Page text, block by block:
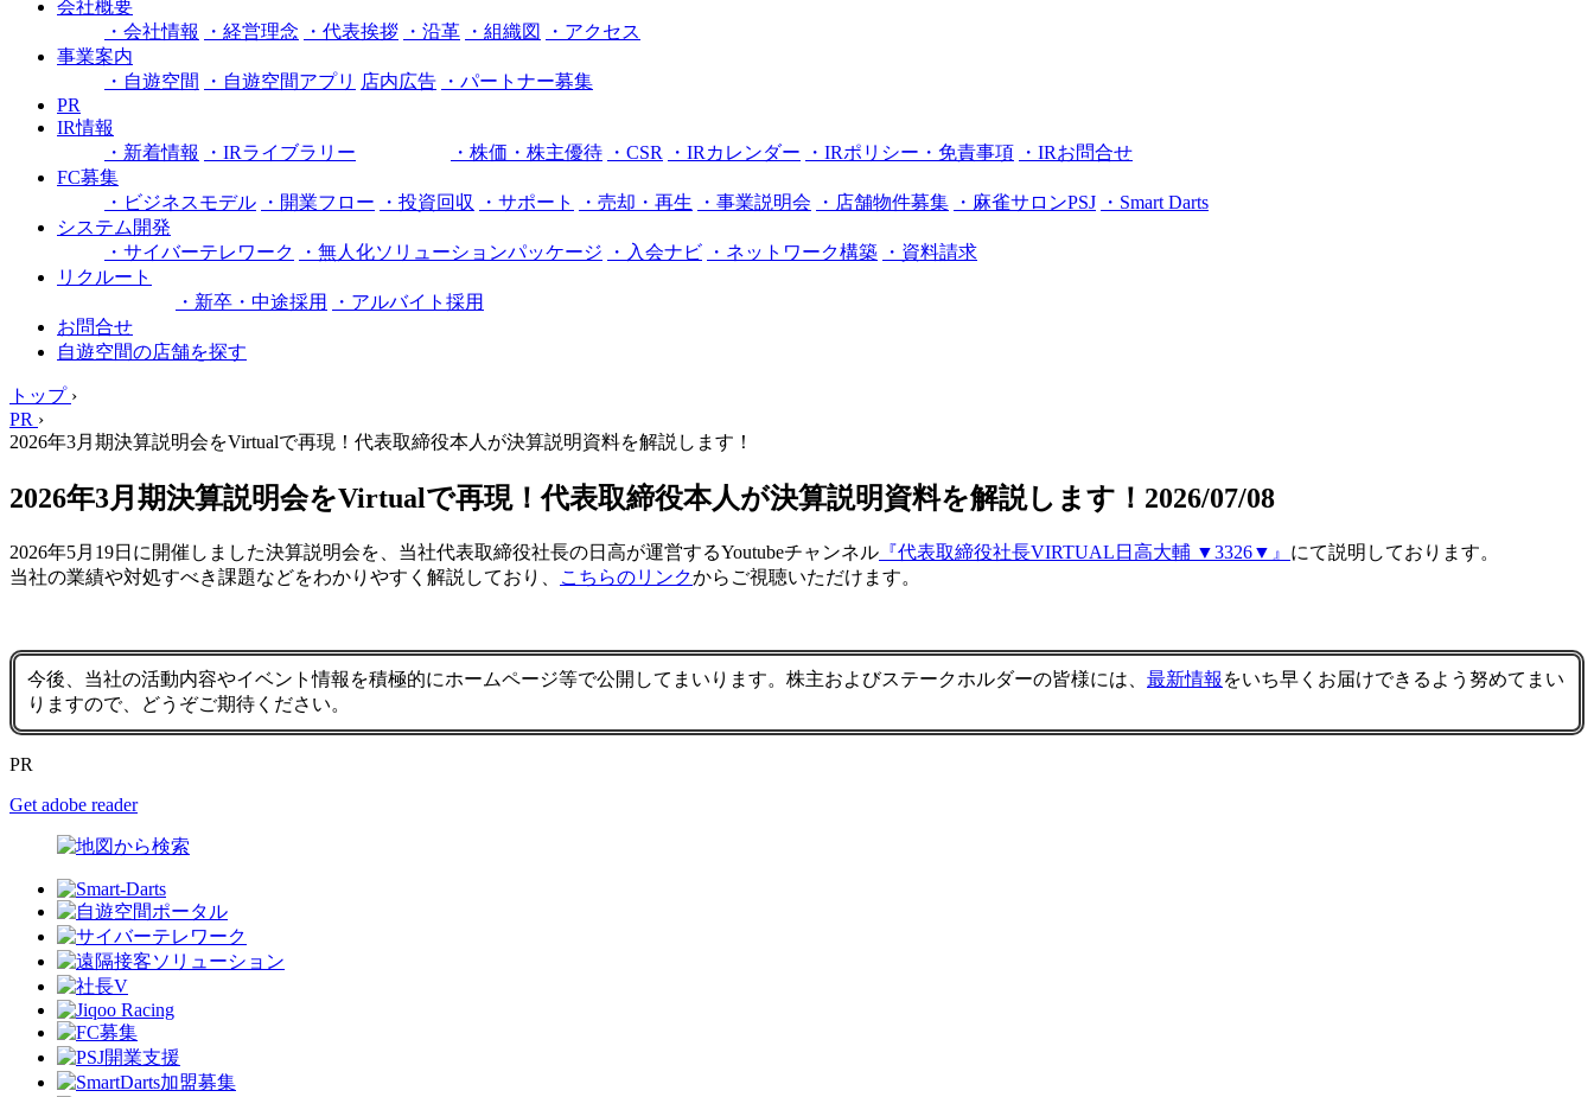
会社概要
・会社情報
・経営理念 ・代表挨拶 ・沿革 ・組織図
・アクセス
事業案内
・自遊空間
・自遊空間アプリ 店内広告
・パートナー募集
PR
IR情報
・新着情報
・IRライブラリー ・株価・株主優待 ・CSR ・IRカレンダー ・IRポリシー・免責事項
・IRお問合せ
FC募集
・ビジネスモデル
・開業フロー ・投資回収 ・サポート ・売却・再生 ・事業説明会 ・店舗物件募集 ・麻雀サロンPSJ
・Smart Darts
システム開発
・サイバーテレワーク
・無人化ソリューションパッケージ ・入会ナビ ・ネットワーク構築
・資料請求
リクルート
・新卒・中途採用
・アルバイト採用
お問合せ
自遊空間の店舗を探す
トップ ›
PR ›
2026年3月期決算説明会をVirtualで再現！代表取締役本人が決算説明資料を解説します！
2026年3月期決算説明会をVirtualで再現！代表取締役本人が決算説明資料を解説します！ 2026/07/08
2026年5月19日に開催しました決算説明会を、当社代表取締役社長の日高が運営するYoutubeチャンネル 『代表取締役社長VIRTUAL日高大輔 ▼3326▼』 にて説明しております。
当社の業績や対処すべき課題などをわかりやすく解説しており、
こちらのリンクからご視聴いただけます。
今後、当社の活動内容やイベント情報を積極的にホームページ等で公開してまいります。株主およびステークホルダーの皆様には、 最新情報 をいち早くお届けできるよう努めてまい
りますので、どうぞご期待ください。
PR
Get adobe reader